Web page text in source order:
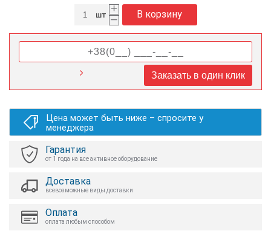
+
–
В корзину
шт
Заказать в один клик
Цена может быть ниже – спросите у
менеджера
Гарантия
от 1 года на все активное оборудование
Доставка
всевозможные виды доставки
Оплата
оплата любым способом